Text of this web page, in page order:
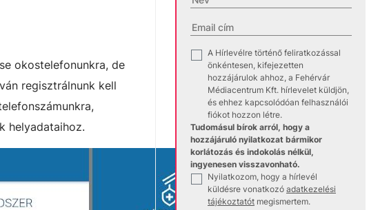
okostelefonunkra, de
regisztrálnunk kell
helyadataihoz.
A Hírlevélre történő feliratkozással
önkéntesen, kifejezetten
hozzájárulok ahhoz, a Fehérvár
Médiacentrum Kft. hírlevelet küldjön,
és ehhez kapcsolódóan felhasználói
fiókot hozzon létre.
Tudomásul bírok arról, hogy a
hozzájáruló nyilatkozat bármikor
korlátozás és indokolás nélkül,
ingyenesen visszavonható.
Nyilatkozom, hogy a hírlevél
küldésre vonatkozó adatkezelési
tájékoztatót megismertem.